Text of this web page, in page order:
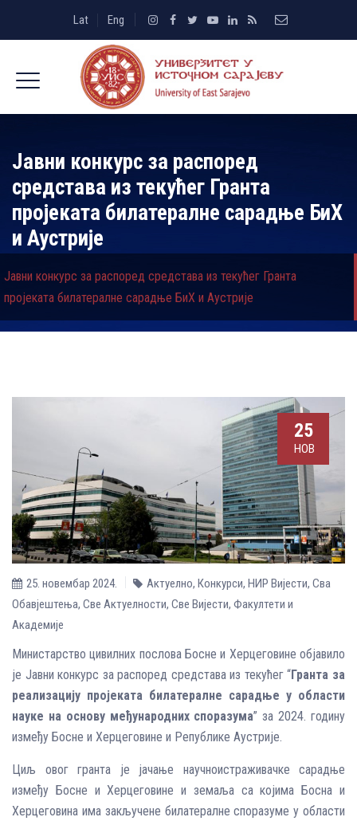
Lat Eng
Јавни конкурс за распоред
средстава из текућег Гранта
пројеката билатералне сарадње БиХ
и Аустрије
Јавни конкурс за распоред средстава из текућег Гранта
пројеката билатералне сарадње БиХ и Аустрије
25
НОВ
25. новембар 2024. Актуелно, Конкурси, НИР Вијести, Сва
Обавјештења, Све Aктуелности, Све Вијести, Факултети и
Академије
Министарство цивилних послова Босне и Херцеговине објавило
је Јавни конкурс за распоред средстава из текућег “Гранта за
реализацију пројеката билатералне сарадње у области
науке на основу међународних споразума” за 2024. годину
између Босне и Херцеговине и Републике Аустрије.
Циљ овог гранта је јачање научноистраживачке сарадње
између Босне и Херцеговине и земаља са којима Босна и
Херцеговина има закључене билатералне споразуме у области